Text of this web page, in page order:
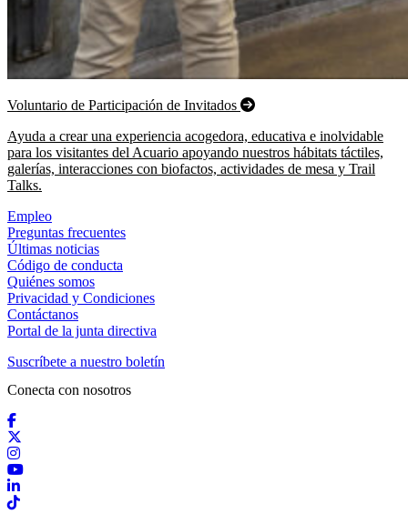
Voluntario de Participación de Invitados
Ayuda a crear una experiencia acogedora, educativa e inolvidable
para los visitantes del Acuario apoyando nuestros hábitats táctiles,
galerías, interacciones con biofactos, actividades de mesa y Trail
Talks.
Empleo
Preguntas frecuentes
Últimas noticias
Código de conducta
Quiénes somos
Privacidad y Condiciones
Contáctanos
Portal de la junta directiva
Suscríbete a nuestro boletín
Conecta con nosotros
Facebook
Instagram
YouTube
LinkedIn
TikTok